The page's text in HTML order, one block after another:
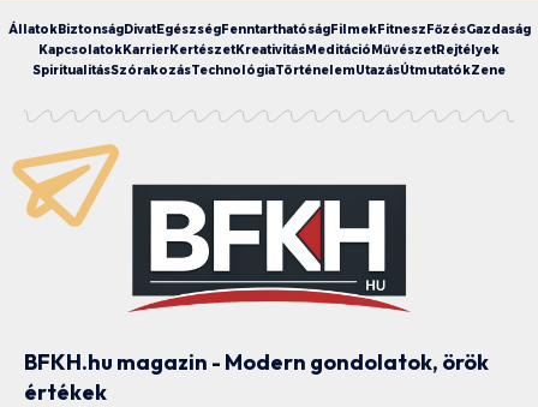
ÁllatokBiztonságDivatEgészségFenntarthatóságFilmekFitneszFőzésGazdaság
KapcsolatokKarrierKertészetKreativitásMeditációMűvészetRejtélyek
SpiritualitásSzórakozásTechnológiaTörténelemUtazásÚtmutatókZene
BFKH.hu magazin - Modern gondolatok, örök
értékek